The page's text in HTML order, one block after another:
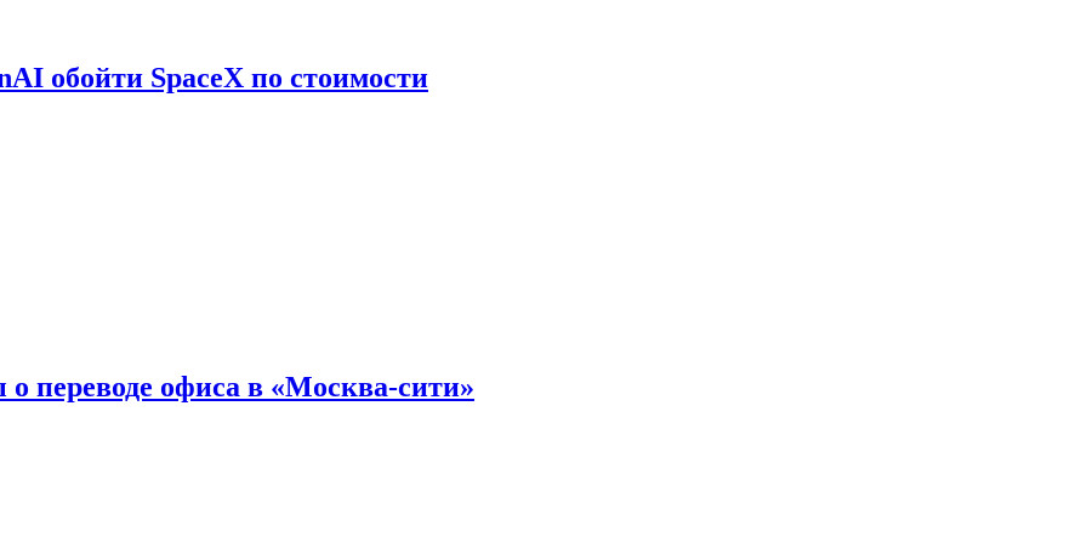
обойти SpaceX по стоимости
переводе офиса в «Москва-сити»